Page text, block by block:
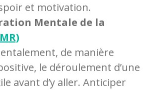
et motivation.
Mentale de la
de manière
le déroulement d’une
avant d’y aller. Anticiper